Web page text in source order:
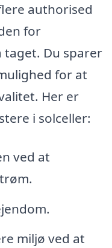
authorised
for
taget. Du sparer
for at
Her er
i solceller:
ved at
miljø ved at